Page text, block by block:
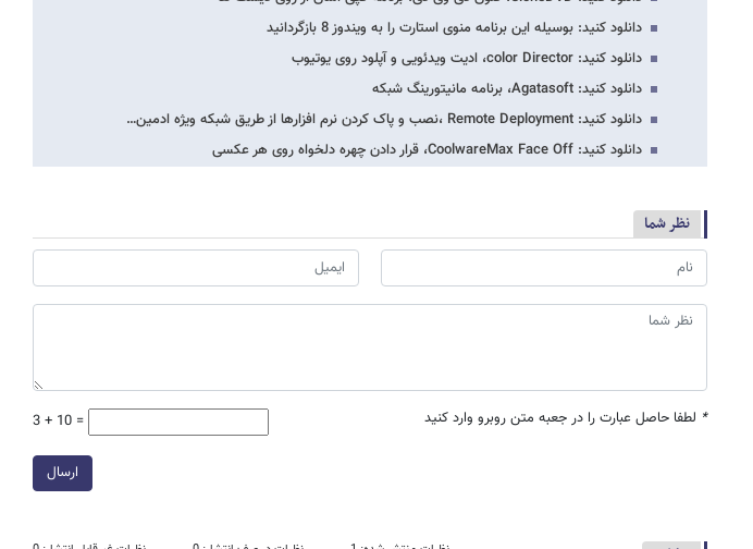
دانلود کنید: بوسیله این برنامه منوی استارت را به ویندوز 8 بازگردانید
دانلود کنید: color Director، ادیت ویدئویی و آپلود روی یوتیوب
دانلود کنید: Agatasoft، برنامه مانیتورینگ شبکه
دانلود کنید: Remote Deployment ،نصب و پاک کردن نرم افزارها از طریق شبکه ویژه ادمین…
دانلود کنید: CoolwareMax Face Off، قرار دادن چهره دلخواه روی هر عکسی
نظر شما
* لطفا حاصل عبارت را در جعبه متن روبرو وارد کنید 3 + 10 =
ارسال